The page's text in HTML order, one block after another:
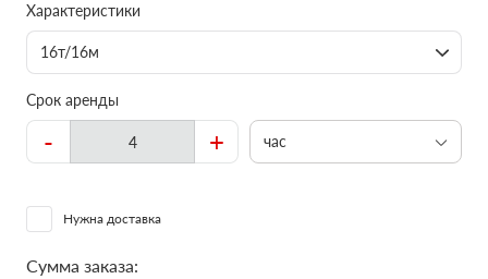
Характеристики
16т/16м
Срок аренды
- + час
Нужна доставка
Сумма заказа: